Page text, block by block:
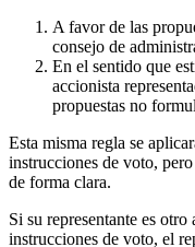
A favor de las
consejo de
En el sentido que
accionista
propuestas no
Esta misma regla se
instrucciones de voto,
de forma clara.
Si su representante es
instrucciones de voto, el